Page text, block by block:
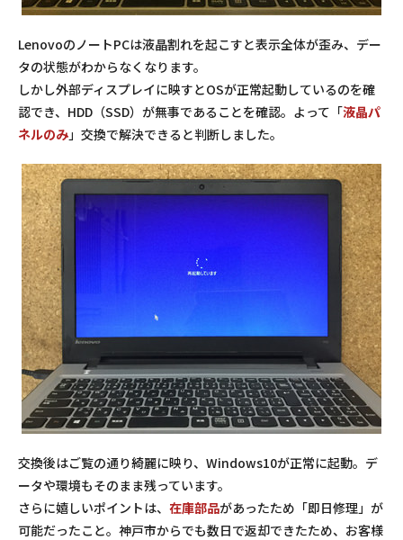
LenovoのノートPCは液晶割れを起こすと表示全体が歪み、デー
タの状態がわからなくなります。
しかし外部ディスプレイに映すとOSが正常起動しているのを確
認でき、HDD（SSD）が無事であることを確認。よって「液晶パ
ネルのみ」交換で解決できると判断しました。
交換後はご覧の通り綺麗に映り、Windows10が正常に起動。デ
ータや環境もそのまま残っています。
さらに嬉しいポイントは、 在庫部品があったため「即日修理」が
可能だったこと。神戸市からでも数日で返却できたため、お客様